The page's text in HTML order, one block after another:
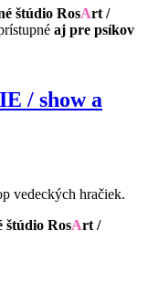
štúdio RosArt /
aj pre psíkov
/ show a
vedeckých hračiek.
štúdio RosArt /